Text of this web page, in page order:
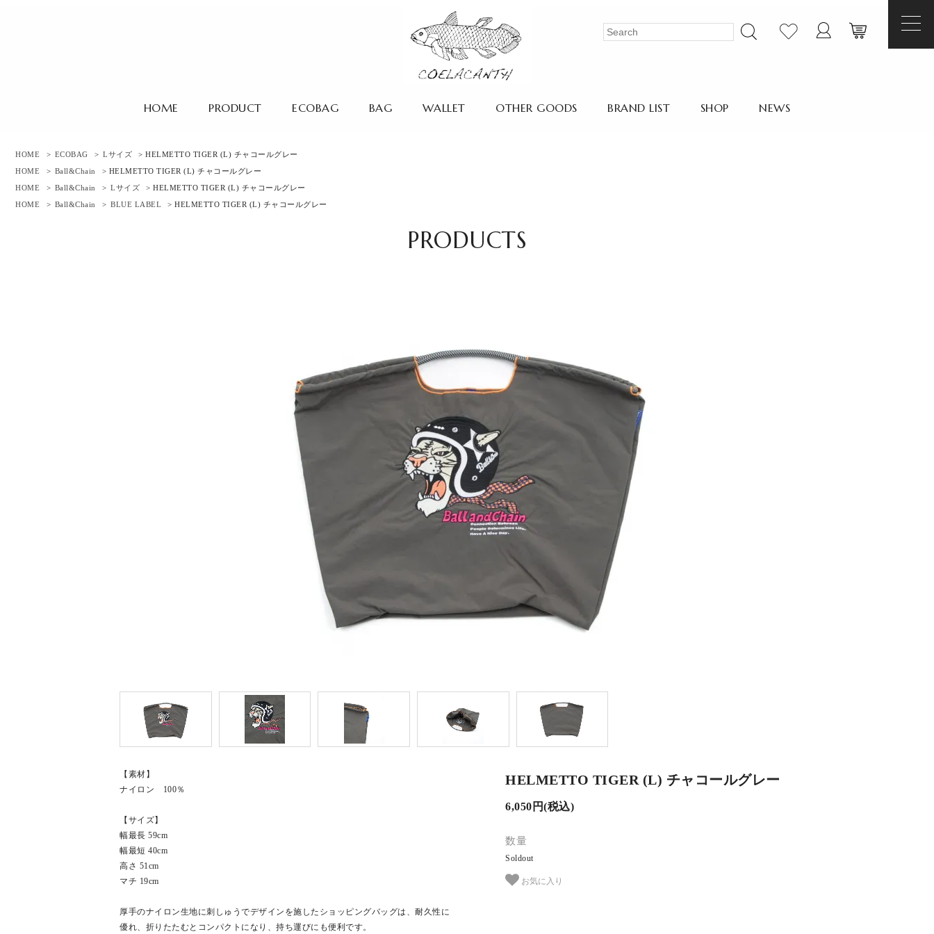
HOME PRODUCT ECOBAG BAG WALLET OTHER GOODS BRAND LIST SHOP NEWS
HOME > ECOBAG > Lサイズ
> HELMETTO TIGER (L) チャコールグレー
HOME
> Ball&Chain
> HELMETTO TIGER (L) チャコールグレー
HOME
> Ball&Chain > Lサイズ
> HELMETTO TIGER (L) チャコールグレー
HOME
> Ball&Chain > BLUE LABEL > HELMETTO TIGER (L) チャコールグレー
PRODUCTS
HELMETTO TIGER (L) チャコールグレー
6,050円(税込)
数量
Soldout
お気に入り
【素材】
ナイロン 100％
【サイズ】
幅最長 59cm
幅最短 40cm
高さ 51cm
マチ 19cm
厚手のナイロン生地に刺しゅうでデザインを施したショッピングバッグは、耐久性に
優れ、折りたたむとコンパクトになり、持ち運びにも便利です。